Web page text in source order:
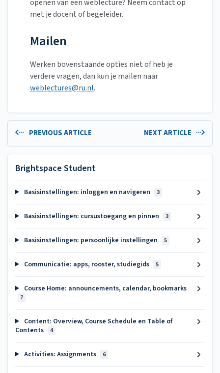
openen van een weblecture? Neem contact op
met je docent of begeleider.
Mailen
Werken bovenstaande opties niet of heb je
verdere vragen, dan kun je mailen naar
weblectures@ru.nl.
PREVIOUS ARTICLE NEXT ARTICLE
Brightspace Student
Basisinstellingen: inloggen en navigeren 3
Basisinstellingen: cursustoegang en pinnen 3
Basisinstellingen: persoonlijke instellingen 5
Communicatie: apps, rooster, studiegids 5
Course Home: announcements, calendar, bookmarks
7
Content: Overview, Course Schedule en Table of
Contents
4
Activities: Assignments 6